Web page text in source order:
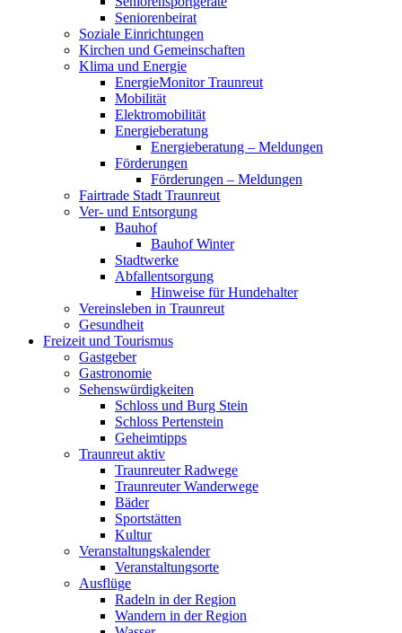
Seniorenbeirat
Soziale Einrichtungen
Kirchen und Gemeinschaften
Klima und Energie
EnergieMonitor Traunreut
Mobilität
Elektromobilität
Energieberatung
Energieberatung – Meldungen
Förderungen
Förderungen – Meldungen
Fairtrade Stadt Traunreut
Ver- und Entsorgung
Bauhof
Bauhof Winter
Stadtwerke
Abfallentsorgung
Hinweise für Hundehalter
Vereinsleben in Traunreut
Gesundheit
Freizeit und Tourismus
Gastgeber
Gastronomie
Sehenswürdigkeiten
Schloss und Burg Stein
Schloss Pertenstein
Geheimtipps
Traunreut aktiv
Traunreuter Radwege
Traunreuter Wanderwege
Bäder
Sportstätten
Kultur
Veranstaltungskalender
Veranstaltungsorte
Ausflüge
Radeln in der Region
Wandern in der Region